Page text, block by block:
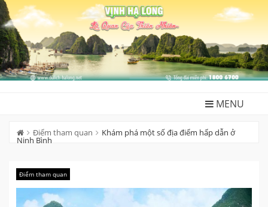
Skip
to
content
MENU
Điểm tham quan Khám phá một số địa điểm hấp dẫn ở
Ninh Bình
Điểm tham quan